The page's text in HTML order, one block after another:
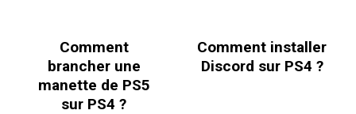
Comment
brancher une
manette de PS5
sur PS4 ?
Comment installer
Discord sur PS4 ?